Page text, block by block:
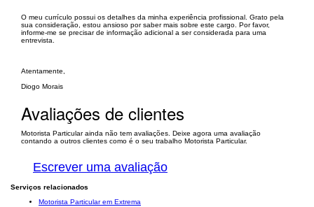
O meu currículo possui os detalhes da minha experiência profissional. Grato pela
sua consideração, estou ansioso por saber mais sobre este cargo. Por favor,
informe-me se precisar de informação adicional a ser considerada para uma
entrevista.
Atentamente,
Diogo Morais
Avaliações de clientes
Motorista Particular ainda não tem avaliações. Deixe agora uma avaliação
contando a outros clientes como é o seu trabalho Motorista Particular.
Escrever uma avaliação
Serviços relacionados
Motorista Particular em Extrema